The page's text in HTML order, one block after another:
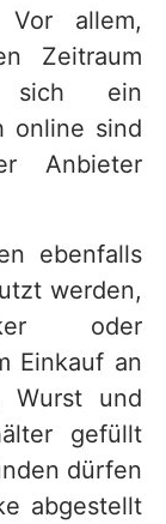
allem,
Zeitraum
sich ein
online sind
Anbieter
ebenfalls
werden,
oder
Einkauf an
Wurst und
gefüllt
dürfen
abgestellt